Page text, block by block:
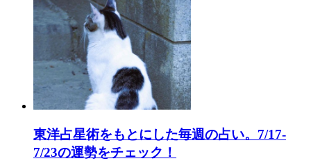
東洋占星術をもとにした毎週の占い。7/17-
7/23の運勢をチェック！